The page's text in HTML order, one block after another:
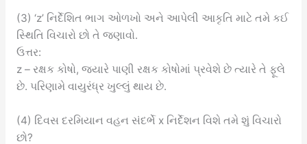
(3) ‘z’ નિર્દેશિત ભાગ ઓળખો અને આપેલી આકૃતિ માટે તમે કઈ
સ્થિતિ વિચારો છો તે જણાવો.
ઉત્તર:
z – રક્ષક કોષો, જ્યારે પાણી રક્ષક કોષોમાં પ્રવેશે છે ત્યારે તે ફૂલે
છે. પરિણામે વાયુરંધ્ર ખુલ્લું થાય છે.
(4) દિવસ દરમિયાન વહન સંદર્ભે x નિર્દેશન વિશે તમે શું વિચારો
છો?